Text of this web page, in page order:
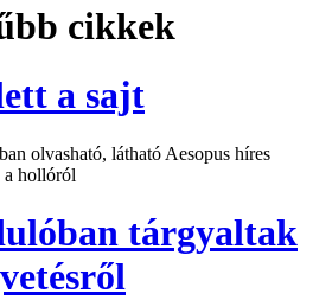
cikkek
a sajt
olvasható, látható Aesopus híres
a hollóról
tárgyaltak